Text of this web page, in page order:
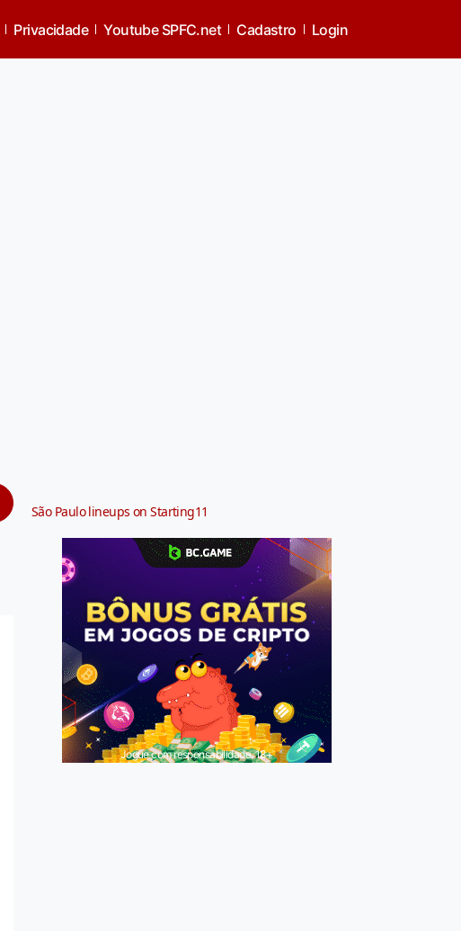
Privacidade Youtube SPFC.net Cadastro Login
São Paulo lineups on Starting11
Jogue com responsabilidade. 18+